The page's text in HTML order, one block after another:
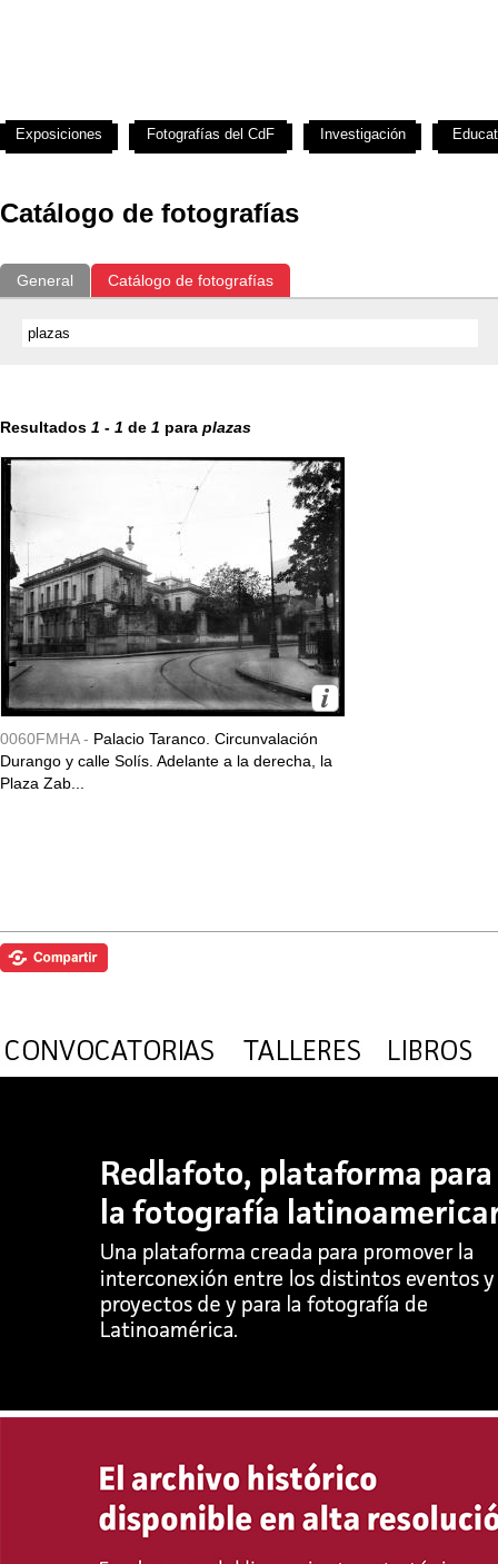
Catálogo de fotografías
General Catálogo de fotografías
Resultados 1 - 1 de 1 para plazas
0060FMHA - Palacio Taranco. Circunvalación
Durango y calle Solís. Adelante a la derecha, la
Plaza Zab...
Exposiciones Fotografías del CdF Investigación